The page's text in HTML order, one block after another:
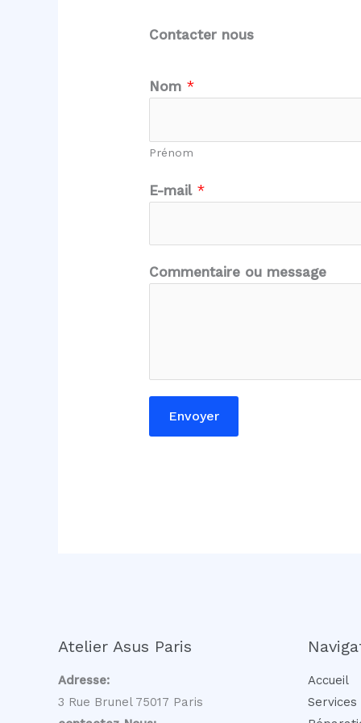
Contacter nous
o
u
u
o
n
e
Nom *
Prénom
E-mail *
Commentaire ou message
Envoyer
Atelier Asus Paris
Adresse:
3 Rue Brunel 75017 Paris
Accueil
Services